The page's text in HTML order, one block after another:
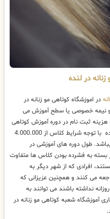
در لنده
در اموزشگاه کوتاهی مو زنانه در
نیمه خصوصی یا سطح آموزش می
ثبت نام در دوره آموزش کوتاهی
مو در آموزشگاه کوتاهی مو زنانه در لنده با توجه شرایط کلاس از 4.000.000
متغییر میباشد. طول دوره های آموزشی در
بسته به فشرده بودن کلاس ها متفاوت
افرادی که از شهر دیگر به
می کنند و همچنین عزیزانی که
نداشته باشند می توانند به
آموزشگاه شعبه کوتاهی مو زنانه در